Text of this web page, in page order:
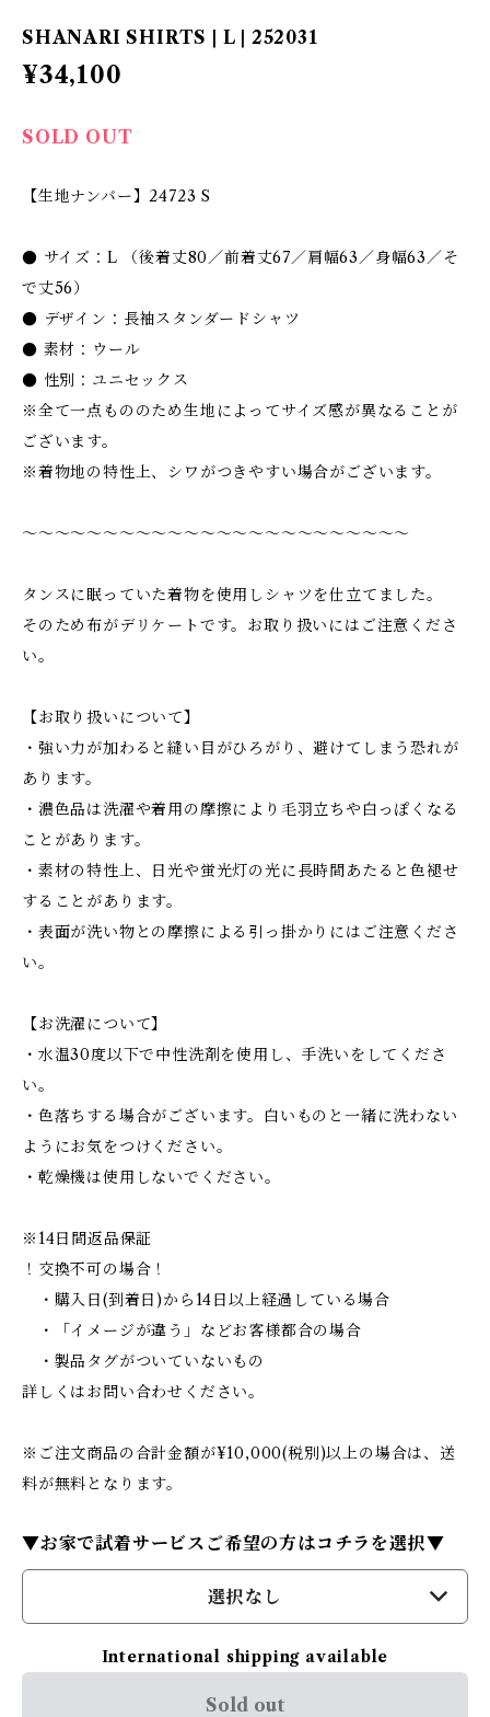
SHANARI SHIRTS | L | 252031
¥34,100
SOLD OUT
【生地ナンバー】24723 S
● サイズ：L （後着丈80／前着丈67／肩幅63／身幅63／そ
で丈56）
● デザイン：長袖スタンダードシャツ
● 素材：ウール
● 性別：ユニセックス
※全て一点もののため生地によってサイズ感が異なることが
ございます。
※着物地の特性上、シワがつきやすい場合がございます。
〜〜〜〜〜〜〜〜〜〜〜〜〜〜〜〜〜〜〜〜〜〜〜〜
タンスに眠っていた着物を使用しシャツを仕立てました。
そのため布がデリケートです。お取り扱いにはご注意くださ
い。
【お取り扱いについて】
・強い力が加わると縫い目がひろがり、避けてしまう恐れが
あります。
・濃色品は洗濯や着用の摩擦により毛羽立ちや白っぽくなる
ことがあります。
・素材の特性上、日光や蛍光灯の光に長時間あたると色褪せ
することがあります。
・表面が洗い物との摩擦による引っ掛かりにはご注意くださ
い。
【お洗濯について】
・水温30度以下で中性洗剤を使用し、手洗いをしてくださ
い。
・色落ちする場合がございます。白いものと一緒に洗わない
ようにお気をつけください。
・乾燥機は使用しないでください。
※14日間返品保証
！交換不可の場合！
・購入日(到着日)から14日以上経過している場合
・「イメージが違う」などお客様都合の場合
・製品タグがついていないもの
詳しくはお問い合わせください。
※ご注文商品の合計金額が¥10,000(税別)以上の場合は、送
料が無料となります。
▼お家で試着サービスご希望の方はコチラを選択▼
選択なし
International shipping available
Sold out